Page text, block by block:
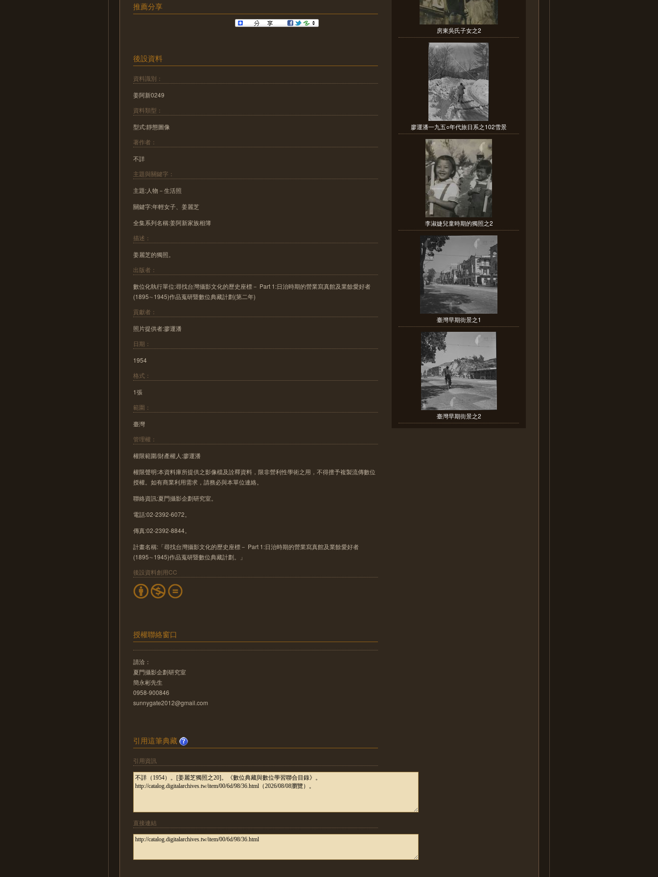
推薦分享
後設資料
資料識別：
姜阿新0249
資料類型：
型式:靜態圖像
著作者：
不詳
主題與關鍵字：
主題:人物－生活照
關鍵字:年輕女子、姜麗芝
全集系列名稱:姜阿新家族相簿
描述：
姜麗芝的獨照。
出版者：
數位化執行單位:尋找台灣攝影文化的歷史座標－ Part 1:日治時期的營業寫真館及業餘愛好者
(1895∼1945)作品蒐研暨數位典藏計劃(第二年)
貢獻者：
照片提供者:廖運潘
日期：
1954
格式：
1張
範圍：
臺灣
管理權：
權限範圍/財產權人:廖運潘
權限聲明:本資料庫所提供之影像檔及詮釋資料，限非營利性學術之用，不得擅予複製流傳數位
授權。如有商業利用需求，請務必與本單位連絡。
聯絡資訊:夏門攝影企劃研究室。
電話:02-2392-6072。
傳真:02-2392-8844。
計畫名稱:「尋找台灣攝影文化的歷史座標－ Part 1:日治時期的營業寫真館及業餘愛好者
(1895∼1945)作品蒐研暨數位典藏計劃。」
後設資料創用CC
授權聯絡窗口
請洽：
夏門攝影企劃研究室
簡永彬先生
0958-900846
sunnygate2012@gmail.com
引用這筆典藏
引用資訊
直接連結
房東吳氏子女之2
廖運潘一九五○年代旅日系之102雪景
李淑婕兒童時期的獨照之2
臺灣早期街景之1
臺灣早期街景之2